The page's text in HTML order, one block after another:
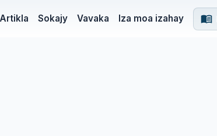
Artikla Sokajy Vavaka Iza moa izahay